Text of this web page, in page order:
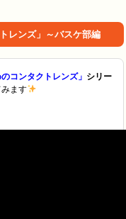
レンズ」～バスケ部編
コンタクトレンズ」 シリー
ます